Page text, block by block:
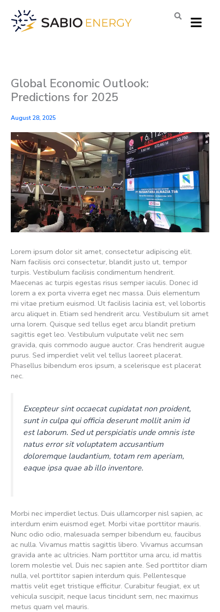
content
Menu
Global Economic Outlook:
Predictions for 2025
August 28, 2025
Lorem ipsum dolor sit amet, consectetur adipiscing elit.
Nam facilisis orci consectetur, blandit justo ut, tempor
turpis. Vestibulum facilisis condimentum hendrerit.
Maecenas ac turpis egestas risus semper iaculis. Donec id
lorem a ex porta viverra eget nec massa. Duis elementum
mi vitae pretium euismod. Ut facilisis lacinia est, vel lobortis
arcu aliquet in. Etiam sed hendrerit arcu. Vestibulum sit amet
urna lorem. Quisque sed tellus eget arcu blandit pretium
sagittis eget leo. Vestibulum vulputate velit nec sem
gravida, quis commodo augue auctor. Cras hendrerit augue
purus. Sed imperdiet velit vel tellus laoreet placerat.
Phasellus bibendum eros ipsum, a scelerisque est placerat
nec.
Excepteur sint occaecat cupidatat non proident,
sunt in culpa qui officia deserunt mollit anim id
est laborum. Sed ut perspiciatis unde omnis iste
natus error sit voluptatem accusantium
doloremque laudantium, totam rem aperiam,
eaque ipsa quae ab illo inventore.
Morbi nec imperdiet lectus. Duis ullamcorper nisl sapien, ac
interdum enim euismod eget. Morbi vitae porttitor mauris.
Nunc odio odio, malesuada semper bibendum eu, faucibus
ac nulla. Vivamus mattis sagittis libero. Vivamus accumsan
gravida ante ac ultricies. Nam porttitor urna arcu, id mattis
lorem molestie vel. Duis nec sapien ante. Sed porttitor diam
nulla, vel porttitor sapien interdum quis. Pellentesque
mattis velit eget tristique efficitur. Curabitur feugiat, ex ut
vehicula suscipit, neque lacus tincidunt sem, nec maximus
metus quam vel mauris.